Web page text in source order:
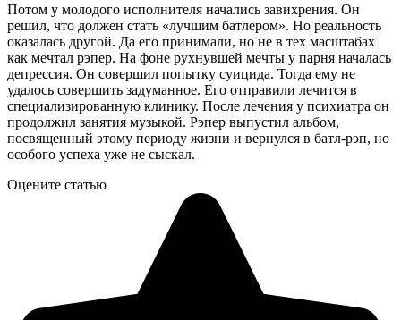
Потом у молодого исполнителя начались завихрения. Он
решил, что должен стать «лучшим батлером». Но реальность
оказалась другой. Да его принимали, но не в тех масштабах
как мечтал рэпер. На фоне рухнувшей мечты у парня началась
депрессия. Он совершил попытку суицида. Тогда ему не
удалось совершить задуманное. Его отправили лечится в
специализированную клинику. После лечения у психиатра он
продолжил занятия музыкой. Рэпер выпустил альбом,
посвященный этому периоду жизни и вернулся в батл-рэп, но
особого успеха уже не сыскал.
Оцените статью